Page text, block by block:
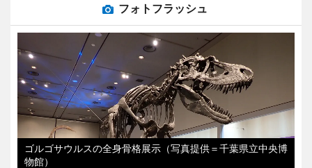
フォトフラッシュ
ゴルゴサウルスの全身骨格展示（写真提供＝千葉県立中央博
物館）